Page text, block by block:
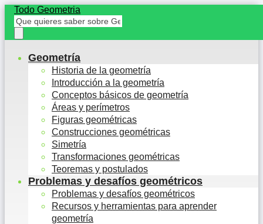
Todo Geometria
Geometría
Historia de la geometría
Introducción a la geometría
Conceptos básicos de geometría
Áreas y perímetros
Figuras geométricas
Construcciones geométricas
Simetría
Transformaciones geométricas
Teoremas y postulados
Problemas y desafíos geométricos
Problemas y desafíos geométricos
Recursos y herramientas para aprender
geometría